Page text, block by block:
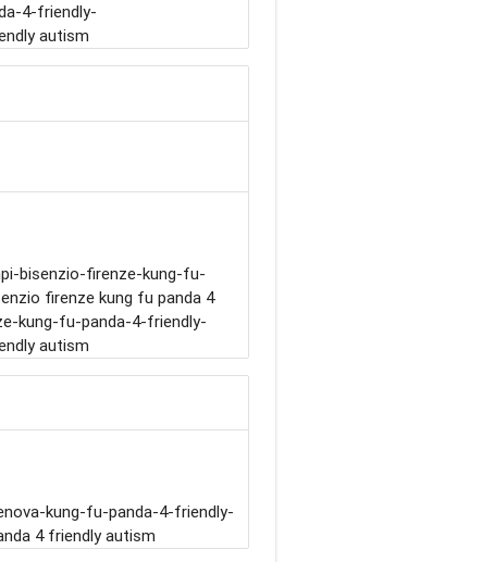
4-friendly-
autism
bisenzio-firenze-kung-fu-
firenze kung fu panda 4
kung-fu-panda-4-friendly-
autism
kung-fu-panda-4-friendly-
4 friendly autism